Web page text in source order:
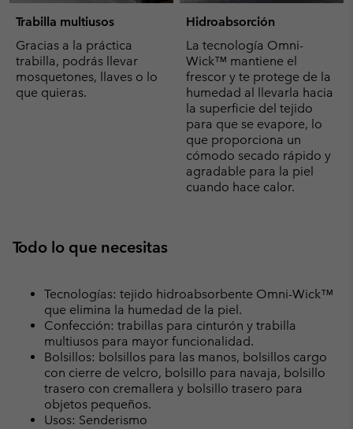
Trabilla multiusos
Gracias a la práctica
trabilla, podrás llevar
mosquetones, llaves o lo
que quieras.
Hidroabsorción
La tecnología Omni-
Wick™ mantiene el
frescor y te protege de la
humedad al llevarla hacia
la superficie del tejido
para que se evapore, lo
que proporciona un
cómodo secado rápido y
agradable para la piel
cuando hace calor.
Todo lo que necesitas
Tecnologías: tejido hidroabsorbente Omni-Wick™
que elimina la humedad de la piel.
Confección: trabillas para cinturón y trabilla
multiusos para mayor funcionalidad.
Bolsillos: bolsillos para las manos, bolsillos cargo
con cierre de velcro, bolsillo para navaja, bolsillo
trasero con cremallera y bolsillo trasero para
objetos pequeños.
Usos: Senderismo